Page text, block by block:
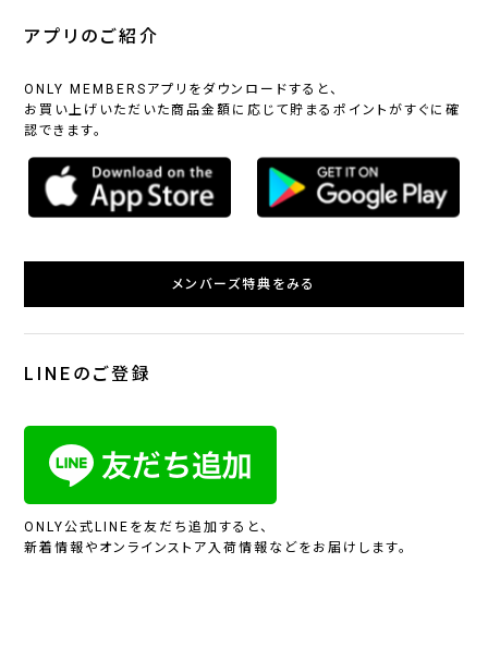
アプリのご紹介
ONLY MEMBERSアプリをダウンロードすると、
お買い上げいただいた商品金額に応じて貯まるポイントがすぐに確
認できます。
メンバーズ特典をみる
LINEのご登録
ONLY公式LINEを友だち追加すると、
新着情報やオンラインストア入荷情報などをお届けします。